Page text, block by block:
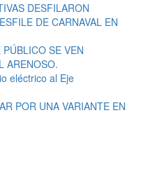
DESFILARON
DE CARNAVAL EN
SE VEN
ARENOSO.
eléctrico al Eje
POR UNA VARIANTE EN